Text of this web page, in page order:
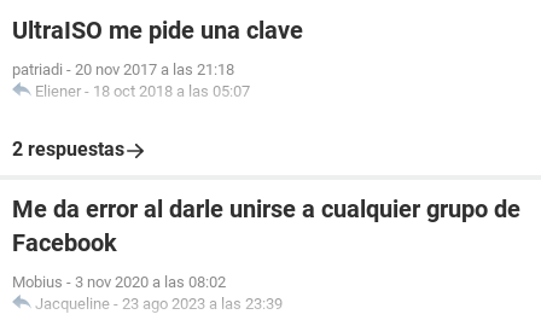
UltraISO me pide una clave
patriadi - 20 nov 2017 a las 21:18
Eliener - 18 oct 2018 a las 05:07
2 respuestas
Me da error al darle unirse a cualquier grupo de
Facebook
Mobius - 3 nov 2020 a las 08:02
Jacqueline - 23 ago 2023 a las 23:39